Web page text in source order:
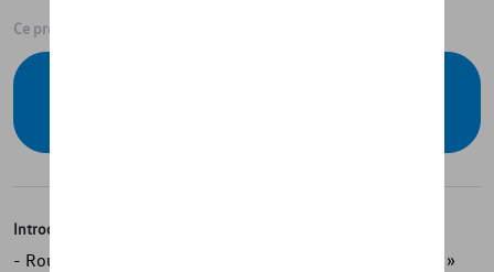
Ce produit n'est actuellement pas de stock
Introduction
- Roue d’hiver complète d’origine Volkswagen « Merano »